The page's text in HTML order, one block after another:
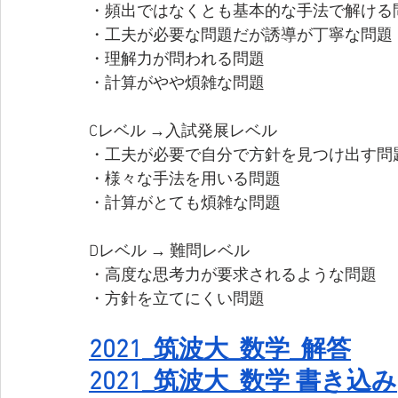
・頻出ではなくとも基本的な手法で解ける
・工夫が必要な問題だが誘導が丁寧な問題
・理解力が問われる問題
・計算がやや煩雑な問題
Cレベル →入試発展レベル
・工夫が必要で自分で方針を見つけ出す問
・様々な手法を用いる問題
・計算がとても煩雑な問題
Dレベル → 難問レベル
・高度な思考力が要求されるような問題
・方針を立てにくい問題
2021_筑波大_数学_解答
2021_筑波大_数学 書き込み